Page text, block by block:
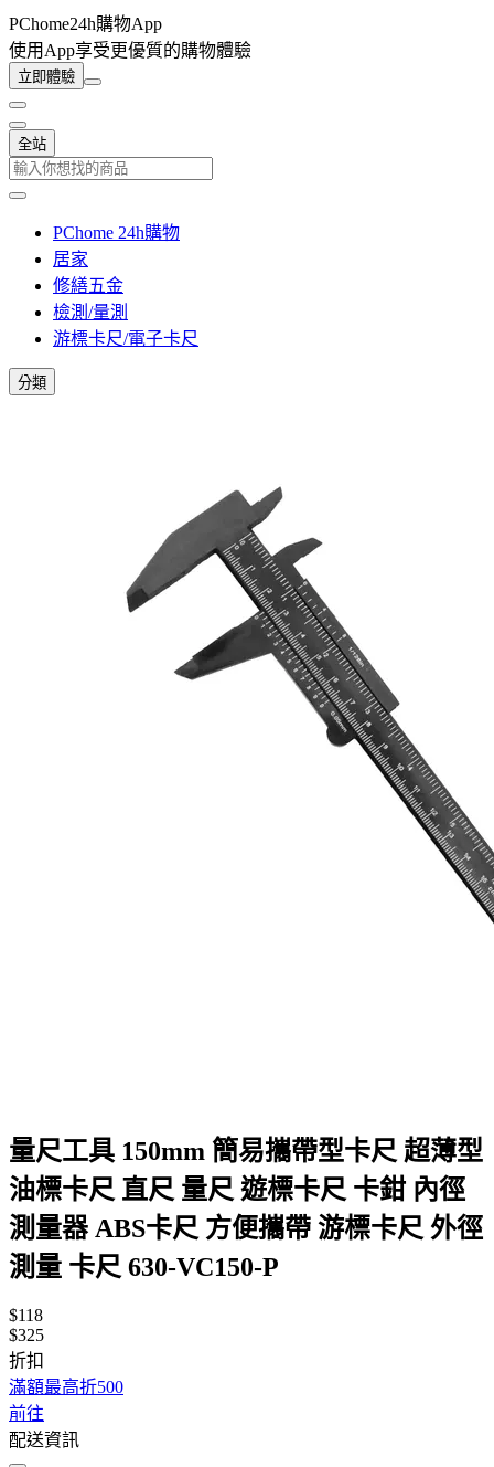
PChome24h購物App
使用App享受更優質的購物體驗
立即體驗
全站
PChome 24h購物
居家
修繕五金
檢測/量測
游標卡尺/電子卡尺
分類
量尺工具 150mm 簡易攜帶型卡尺 超薄型
油標卡尺 直尺 量尺 遊標卡尺 卡鉗 內徑
測量器 ABS卡尺 方便攜帶 游標卡尺 外徑
測量 卡尺 630-VC150-P
$118
$325
折扣
滿額最高折500
前往
配送資訊